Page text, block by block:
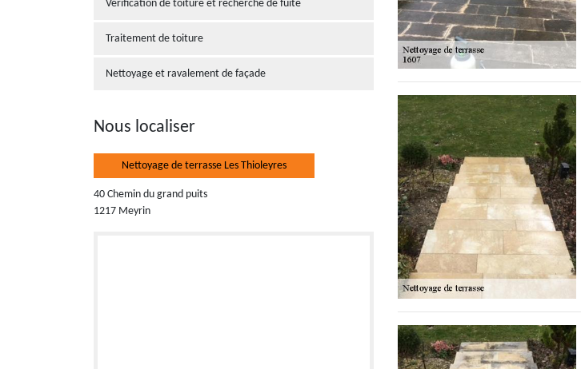
Vérification de toiture et recherche de fuite
Traitement de toiture
Nettoyage et ravalement de façade
Nous localiser
Nettoyage de terrasse Les Thioleyres
40 Chemin du grand puits
1217 Meyrin